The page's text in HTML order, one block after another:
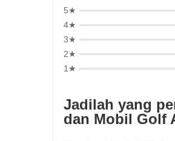
5★
4★
3★
2★
1★
Jadilah yang
dan Mobil Golf